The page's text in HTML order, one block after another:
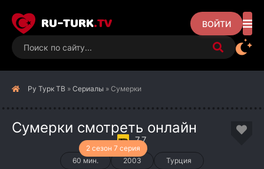
RU-TURK.TV ВОЙТИ
Ру Турк ТВ » Сериалы » Сумерки
Сумерки смотреть онлайн
2 сезон 7 серия
7.7
60 мин. 2003 Турция